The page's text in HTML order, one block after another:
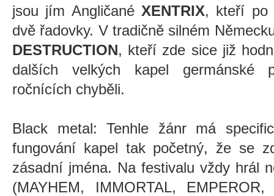
jsou jím Angličané XENTRIX, kteří po
dvě řadovky. V tradičně silném
DESTRUCTION, kteří zde sice již
dalších velkých kapel germánské
ročnících chyběli.
Black metal: Tenhle žánr má
fungování kapel tak početný, že se
zásadní jména. Na festivalu vždy hrál
(MAYHEM, IMMORTAL, EMPEROR,